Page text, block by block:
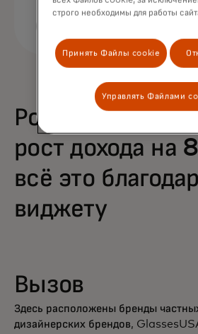
Рост покупок
рост дохода на
всё это
виджету
Вызов
Здесь расположены бренды
дизайнерских брендов,
строго необходимы для работы
Принять Файлы cookie
Управлять Файлами